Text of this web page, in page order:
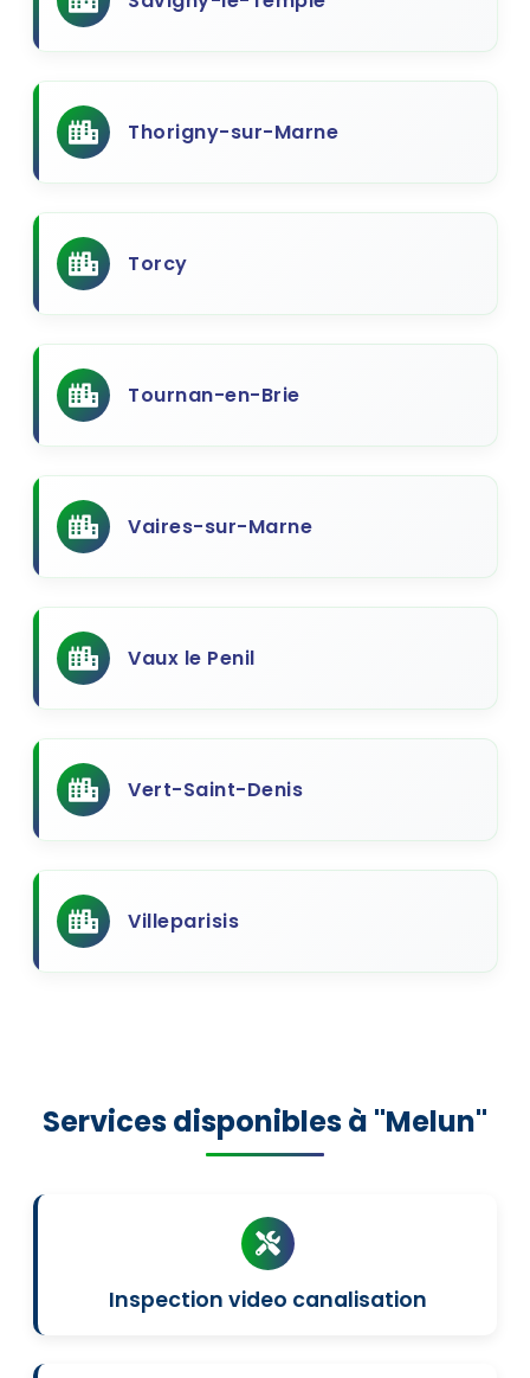
Thorigny-sur-Marne
Torcy
Tournan-en-Brie
Vaires-sur-Marne
Vaux le Penil
Vert-Saint-Denis
Villeparisis
Services disponibles à "Melun"
Inspection video canalisation